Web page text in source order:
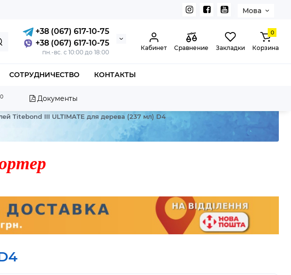
Мова
+38 (067) 617-10-75
+38 (067) 617-10-75
пн.-вс. с 10:00 до 18:00
Кабинет Сравнение Закладки
0
Корзина
СОТРУДНИЧЕСТВО КОНТАКТЫ
0 Документы
Titebond III ULTIMATE для дерева (237 мл) D4